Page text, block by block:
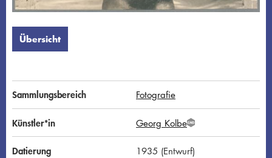
Übersicht
Sammlungsbereich Fotografie
Künstler*in Georg KolbeG
N
D
Datierung 1935 (Entwurf)